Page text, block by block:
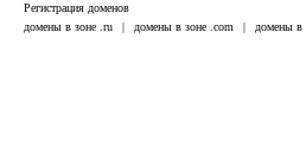
Регистрация доменов
домены в зоне .ru
| домены в зоне .com | домены в